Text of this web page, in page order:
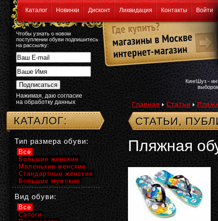
Каталог Новинки Дисконт Ликвидация Контакты Войти
Чтобы узнать о новом
поступлении обуви подпишитесь
на рассылку:
Нажимая, даю согласие
на обработку данных
КингШуз -
Главная Статьи
СТАТЬИ,
Пляжная
КАТАЛОГ:
Тип размера обуви:
Все
Большие женские
Маленькие женские
Стандартные женские
Большие мужские
Вид обуви:
Все
Сапоги